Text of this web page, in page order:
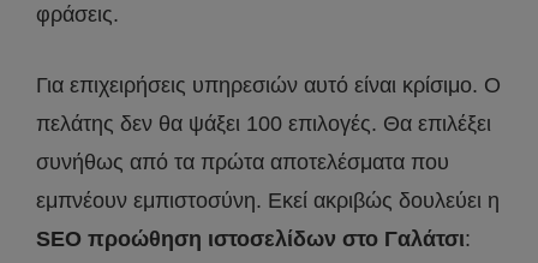
φράσεις.
Για επιχειρήσεις υπηρεσιών αυτό είναι κρίσιμο. Ο
πελάτης δεν θα ψάξει 100 επιλογές. Θα επιλέξει
συνήθως από τα πρώτα αποτελέσματα που
εμπνέουν εμπιστοσύνη. Εκεί ακριβώς δουλεύει η
SEO προώθηση ιστοσελίδων στο Γαλάτσι: